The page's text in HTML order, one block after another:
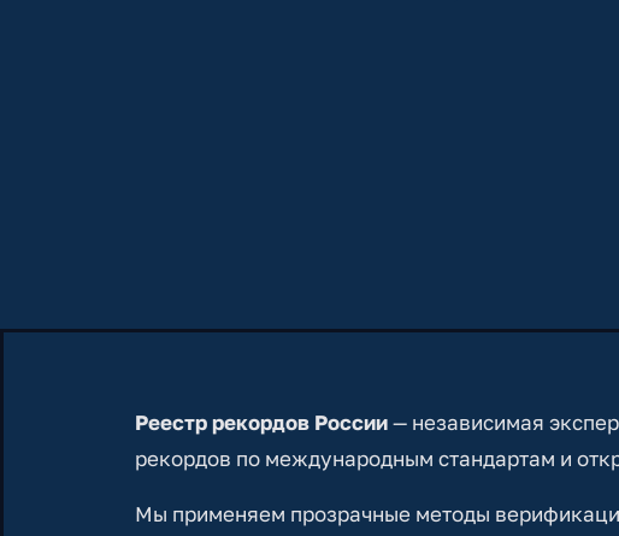
Реестр рекордов России— независимая
рекордов по международным стандартам и
Мы применяем прозрачные методы